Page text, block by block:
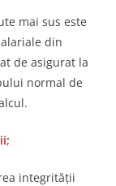
mai sus este
din
de asigurat la
normal de
integrităţii